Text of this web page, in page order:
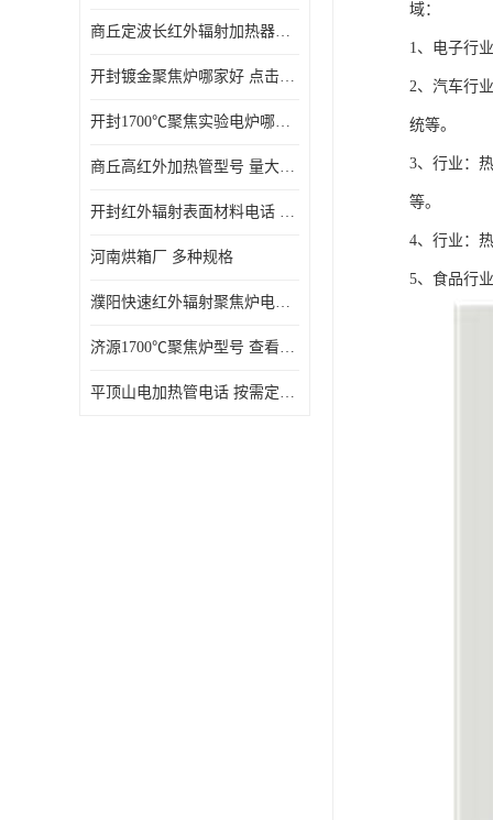
商丘定波长红外辐射加热器厂家 安装简单
开封镀金聚焦炉哪家好 点击了解 标志明显
开封1700℃聚焦实验电炉哪家好 维护 实用性强
商丘高红外加热管型号 量大价优
开封红外辐射表面材料电话 操作方便 操作灵活
河南烘箱厂 多种规格
濮阳快速红外辐射聚焦炉电话 性能稳定
济源1700℃聚焦炉型号 查看详情
平顶山电加热管电话 按需定制 大量现货
域：
1、电子行
2、汽车行
统等。
3、行业：
等。
4、行业：
5、食品行